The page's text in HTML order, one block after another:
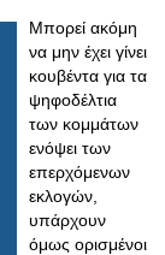
Μπορεί ακόμη
να μην έχει γίνει
κουβέντα για τα
ψηφοδέλτια
των κομμάτων
ενόψει των
επερχόμενων
εκλογών,
υπάρχουν
όμως ορισμένοι